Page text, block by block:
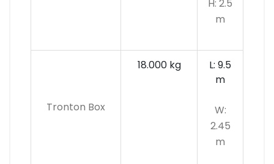
H: 2.5
m
Tronton Box
18.000 kg
L: 9.5
m
W:
2.45
m